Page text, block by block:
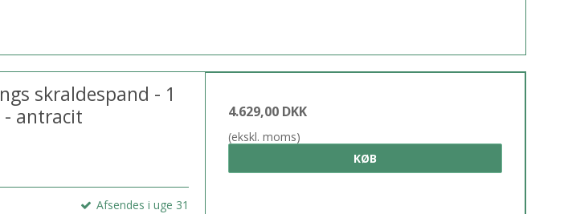
skraldespand - 1
- antracit
Afsendes i uge 31
4.629,00 DKK
(ekskl. moms)
KØB